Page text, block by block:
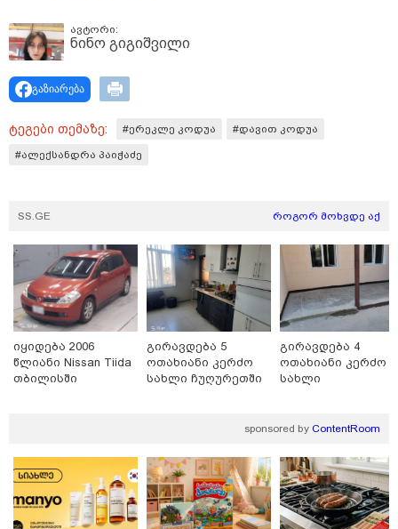
საფერავის შაქრიანობის ზღვარი
მცირდება - რა იცვლება რთველის
სუბსიდირების სქემაში
ავტორი:
ნინო გიგიშვილი
გაზიარება
ტეგები თემაზე: #ერეკლე კოდუა #დავით კოდუა
#ალექსანდრა პაიჭაძე
SS.GE როგორ მოხვდე აქ
იყიდება 2006
წლიანი Nissan Tiida
თბილისში
გირავდება 5
ოთახიანი კერძო
სახლი ჩუღურეთში
გირავდება 4
ოთახიანი კერძო
სახლი
sponsored by ContentRoom